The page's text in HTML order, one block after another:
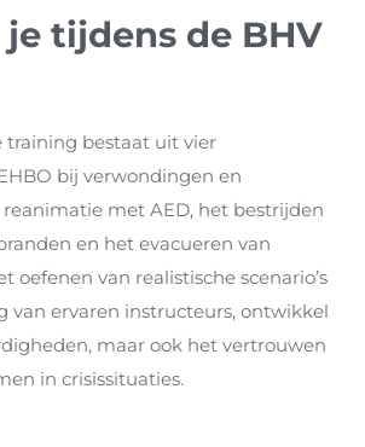
tijdens de BHV
training bestaat uit vier
bij verwondingen en
met AED, het bestrijden
en het evacueren van
oefenen van realistische scenario’s
van ervaren instructeurs, ontwikkel
maar ook het vertrouwen
in crisissituaties.